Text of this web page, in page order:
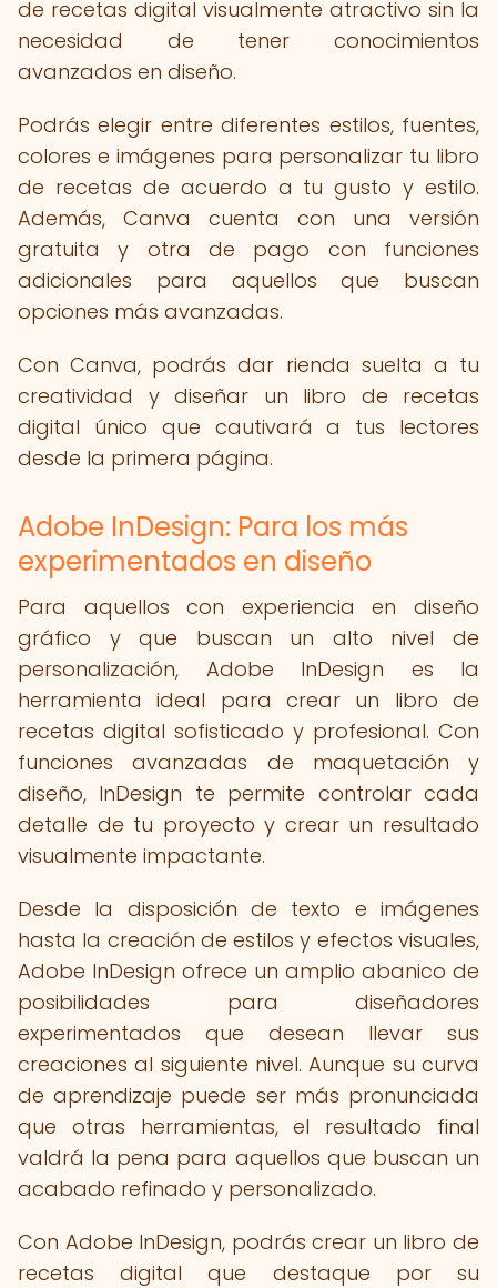
de recetas digital visualmente atractivo sin la
necesidad de tener conocimientos
avanzados en diseño.
Podrás elegir entre diferentes estilos, fuentes,
colores e imágenes para personalizar tu libro
de recetas de acuerdo a tu gusto y estilo.
Además, Canva cuenta con una versión
gratuita y otra de pago con funciones
adicionales para aquellos que buscan
opciones más avanzadas.
Con Canva, podrás dar rienda suelta a tu
creatividad y diseñar un libro de recetas
digital único que cautivará a tus lectores
desde la primera página.
Adobe InDesign: Para los más
experimentados en diseño
Para aquellos con experiencia en diseño
gráfico y que buscan un alto nivel de
personalización, Adobe InDesign es la
herramienta ideal para crear un libro de
recetas digital sofisticado y profesional. Con
funciones avanzadas de maquetación y
diseño, InDesign te permite controlar cada
detalle de tu proyecto y crear un resultado
visualmente impactante.
Desde la disposición de texto e imágenes
hasta la creación de estilos y efectos visuales,
Adobe InDesign ofrece un amplio abanico de
posibilidades para diseñadores
experimentados que desean llevar sus
creaciones al siguiente nivel. Aunque su curva
de aprendizaje puede ser más pronunciada
que otras herramientas, el resultado final
valdrá la pena para aquellos que buscan un
acabado refinado y personalizado.
Con Adobe InDesign, podrás crear un libro de
recetas digital que destaque por su